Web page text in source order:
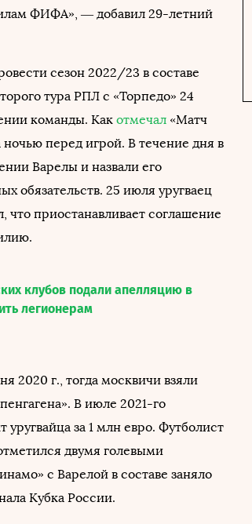
ФИФА», — добавил 29-летний
сезон 2022/23 в составе
тура РПЛ с «Торпедо» 24
команды. Как отмечал «Матч
ночью перед игрой. В течение дня в
Варелы и назвали его
обязательств. 25 июля уругваец
что приостанавливает соглашение
клубов подали апелляцию в
легионерам
2020 г., тогда москвичи взяли
В июле 2021-го
за 1 млн евро. Футболист
двумя голевыми
с Варелой в составе заняло
Кубка России.